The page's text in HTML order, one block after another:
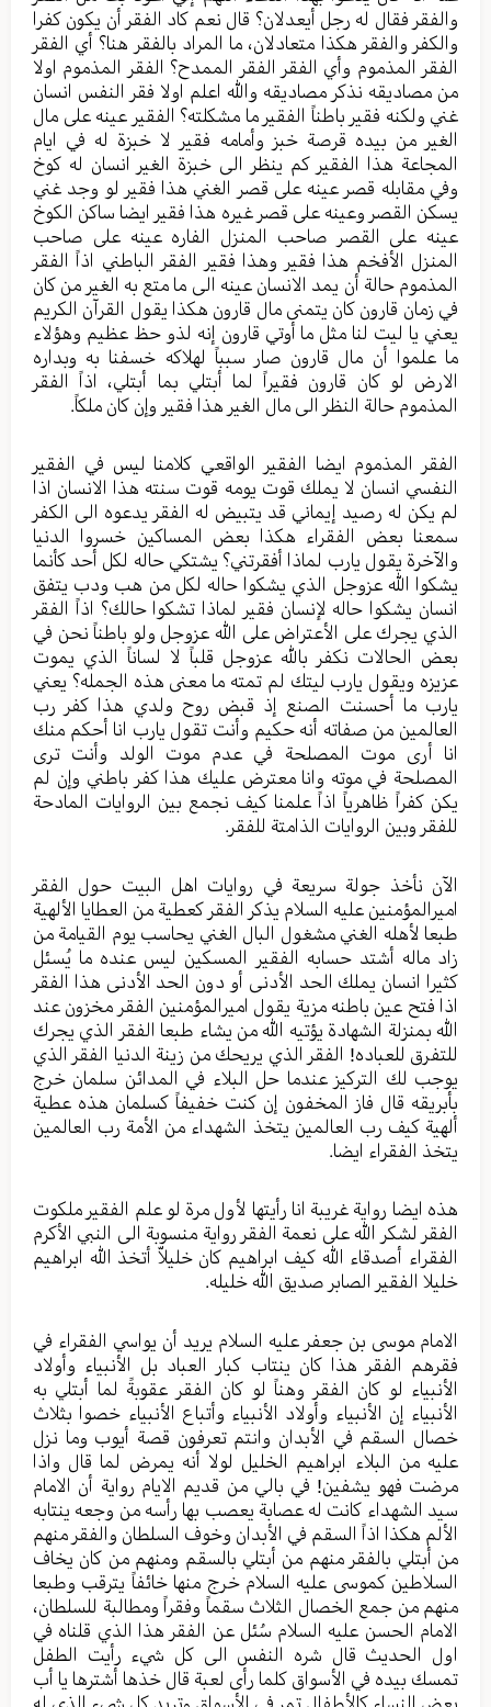
والفقر فقال له رجل أيعدلان؟ قال نعم كاد الفقر أن يكون كفرا
والكفر والفقر هكذا متعادلان، ما المراد بالفقر هنا؟ أي الفقر
الفقر المذموم وأي الفقر الفقر الممدح؟ الفقر المذموم اولا
من مصاديقه نذكر مصاديقه والله اعلم اولا فقر النفس انسان
غني ولكنه فقير باطناً الفقير ما مشكلته؟ الفقير عينه على مال
الغير من بيده قرصة خبز وأمامه فقير لا خبزة له في ايام
المجاعة هذا الفقير كم ينظر الى خبزة الغير انسان له كوخ
وفي مقابله قصر عينه على قصر الغني هذا فقير لو وجد غني
يسكن القصر وعينه على قصر غيره هذا فقير ايضا ساكن الكوخ
عينه على القصر صاحب المنزل الفاره عينه على صاحب
المنزل الأفخم هذا فقير وهذا فقير الفقر الباطني اذاً الفقر
المذموم حالة أن يمد الانسان عينه الى ما متع به الغير من كان
في زمان قارون كان يتمنى مال قارون هكذا يقول القرآن الكريم
يعني يا ليت لنا مثل ما أوتي قارون إنه لذو حظ عظيم وهؤلاء
ما علموا أن مال قارون صار سبباً لهلاكه خسفنا به وبداره
الارض لو كان قارون فقيراً لما أبتلي بما أبتلي، اذاً الفقر
المذموم حالة النظر الى مال الغير هذا فقير وإن كان ملكاً.
الفقر المذموم ايضا الفقير الواقعي كلامنا ليس في الفقير
النفسي انسان لا يملك قوت يومه قوت سنته هذا الانسان اذا
لم يكن له رصيد إيماني قد يتبيض له الفقر يدعوه الى الكفر
سمعنا بعض الفقراء هكذا بعض المساكين خسروا الدنيا
والآخرة يقول يارب لماذا أفقرتني؟ يشتكي حاله لكل أحد كأنما
يشكوا الله عزوجل الذي يشكوا حاله لكل من هب ودب يتفق
انسان يشكوا حاله لإنسان فقير لماذا تشكوا حالك؟ اذاً الفقر
الذي يجرك على الأعتراض على الله عزوجل ولو باطناً نحن في
بعض الحالات نكفر بالله عزوجل قلباً لا لساناً الذي يموت
عزيزه ويقول يارب ليتك لم تمته ما معنى هذه الجمله؟ يعني
يارب ما أحسنت الصنع إذ قبض روح ولدي هذا كفر رب
العالمين من صفاته أنه حكيم وأنت تقول يارب انا أحكم منك
انا أرى موت المصلحة في عدم موت الولد وأنت ترى
المصلحة في موته وانا معترض عليك هذا كفر باطني وإن لم
يكن كفراً ظاهرياً اذاً علمنا كيف نجمع بين الروايات المادحة
للفقر وبين الروايات الذامتة للفقر.
الآن نأخذ جولة سريعة في روايات اهل البيت حول الفقر
اميرالمؤمنين عليه السلام يذكر الفقر كعطية من العطايا الألهية
طبعا لأهله الغني مشغول البال الغني يحاسب يوم القيامة من
زاد ماله أشتد حسابه الفقير المسكين ليس عنده ما يُسئل
كثيرا انسان يملك الحد الأدنى أو دون الحد الأدنى هذا الفقر
اذا فتح عين باطنه مزية يقول اميرالمؤمنين الفقر مخزون عند
الله بمنزلة الشهادة يؤتيه الله من يشاء طبعا الفقر الذي يجرك
للتفرق للعباده! الفقر الذي يريحك من زينة الدنيا الفقر الذي
يوجب لك التركيز عندما حل البلاء في المدائن سلمان خرج
بأبريقه قال فاز المخفون إن كنت خفيفاً كسلمان هذه عطية
ألهية كيف رب العالمين يتخذ الشهداء من الأمة رب العالمين
يتخذ الفقراء ايضا.
هذه ايضا رواية غريبة انا رأيتها لأول مرة لو علم الفقير ملكوت
الفقر لشكر الله على نعمة الفقر رواية منسوبة الى النبي الأكرم
الفقراء أصدقاء الله كيف ابراهيم كان خليلاّ أتخذ الله ابراهيم
خليلا الفقير الصابر صديق الله خليله.
الامام موسى بن جعفر عليه السلام يريد أن يواسي الفقراء في
فقرهم الفقر هذا كان ينتاب كبار العباد بل الأنبياء وأولاد
الأنبياء لو كان الفقر وهناً لو كان الفقر عقوبةً لما أبتلي به
الأنبياء إن الأنبياء وأولاد الأنبياء وأتباع الأنبياء خصوا بثلاث
خصال السقم في الأبدان وانتم تعرفون قصة أيوب وما نزل
عليه من البلاء ابراهيم الخليل لولا أنه يمرض لما قال واذا
مرضت فهو يشفين! في بالي من قديم الايام رواية أن الامام
سيد الشهداء كانت له عصابة يعصب بها رأسه من وجعه ينتابه
الألم هكذا اذاً السقم في الأبدان وخوف السلطان والفقر منهم
من أبتلي بالفقر منهم من أبتلي بالسقم ومنهم من كان يخاف
السلاطين كموسى عليه السلام خرج منها خائفاً يترقب وطبعا
منهم من جمع الخصال الثلاث سقماً وفقراً ومطالبة للسلطان،
الامام الحسن عليه السلام سُئل عن الفقر هذا الذي قلناه في
اول الحديث قال شره النفس الى كل شيء رأيت الطفل
تمسك بيده في الأسواق كلما رأى لعبة قال خذها أشترها يا أب
بعض النساء كالأطفال تمر في الأسواق وتريد كل شيء الذي له